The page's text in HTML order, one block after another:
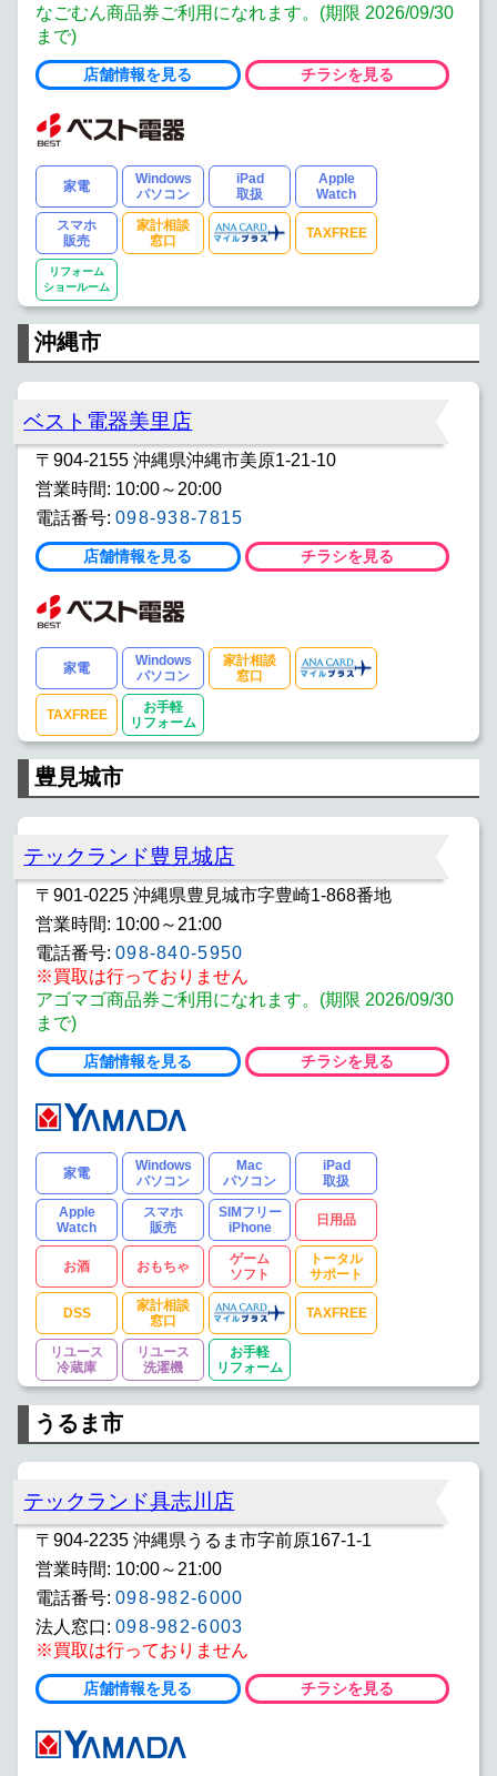
なごむん商品券ご利用になれます。(期限 2026/09/30
まで)
店舗情報を見る チラシを見る
家電
Windows
パソコン
iPad
取扱
Apple
Watch
スマホ
販売
家計相談
窓口
TAXFREE
リフォーム
ショールーム
沖縄市
ベスト電器美里店
〒904-2155 沖縄県沖縄市美原1-21-10
営業時間: 10:00～20:00
電話番号: 098-938-7815
店舗情報を見る チラシを見る
家電
Windows
パソコン
家計相談
窓口
TAXFREE
お手軽
リフォーム
豊見城市
テックランド豊見城店
〒901-0225 沖縄県豊見城市字豊崎1-868番地
営業時間: 10:00～21:00
電話番号: 098-840-5950
※買取は行っておりません
アゴマゴ商品券ご利用になれます。(期限 2026/09/30
まで)
店舗情報を見る チラシを見る
家電
Windows
パソコン
Mac
パソコン
iPad
取扱
Apple
Watch
スマホ
販売
SIMフリー
iPhone
日用品
お酒 おもちゃ
ゲーム
ソフト
トータル
サポート
DSS
家計相談
窓口
TAXFREE
リユース
冷蔵庫
リユース
洗濯機
お手軽
リフォーム
うるま市
テックランド具志川店
〒904-2235 沖縄県うるま市字前原167-1-1
営業時間: 10:00～21:00
電話番号: 098-982-6000
法人窓口: 098-982-6003
※買取は行っておりません
店舗情報を見る チラシを見る